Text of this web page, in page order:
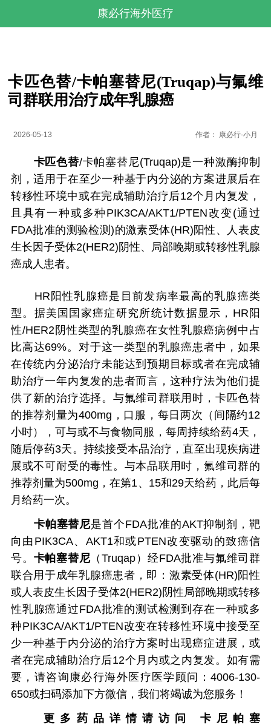
康必行海外医疗
卡匹色替/卡帕塞替尼(Truqap)与氟维
司群联用治疗成年乳腺癌
2026-05-13 作者： 康必行-小月
卡匹色替/卡帕塞替尼(Truqap)是一种激酶抑制
剂，适用于在至少一种基于内分泌的方案进展后在
转移性环境中或在完成辅助治疗后12个月内复发，
且具有一种或多种PIK3CA/AKT1/PTEN改变(通过
FDA批准的测验检测)的激素受体(HR)阳性、人表皮
生长因子受体2(HER2)阴性、局部晚期或转移性乳腺
癌成人患者。
HR阳性乳腺癌是目前发病率最高的乳腺癌类
型。据美国国家癌症研究所统计数据显示，HR阳
性/HER2阴性类型的乳腺癌在女性乳腺癌病例中占
比高达69%。对于这一类型的乳腺癌患者中，如果
在传统内分泌治疗未能达到预期目标或者在完成辅
助治疗一年内复发的患者而言，这种疗法为他们提
供了新的治疗选择。与氟维司群联用时，卡匹色替
的推荐剂量为400mg，口服，每日两次（间隔约12
小时），可与或不与食物同服，每周持续给药4天，
随后停药3天。持续接受本品治疗，直至出现疾病进
展或不可耐受的毒性。与本品联用时，氟维司群的
推荐剂量为500mg，在第1、15和29天给药，此后每
月给药一次。
卡帕塞替尼是首个FDA批准的AKT抑制剂，靶
向由PIK3CA、AKT1和或PTEN改变驱动的致癌信
号。 卡帕塞替尼（Truqap）经FDA批准与氟维司群
联合用于成年乳腺癌患者，即：激素受体(HR)阳性
或人表皮生长因子受体2(HER2)阴性局部晚期或转移
性乳腺癌通过FDA批准的测试检测到存在一种或多
种PIK3CA/AKT1/PTEN改变在转移性环境中接受至
少一种基于内分泌的治疗方案时出现癌症进展，或
者在完成辅助治疗后12个月内或之内复发。如有需
要，请咨询康必行海外医疗医学顾问：4006-130-
650或扫码添加下方微信，我们将竭诚为您服务！
更多药品详情请访问 卡尼帕塞